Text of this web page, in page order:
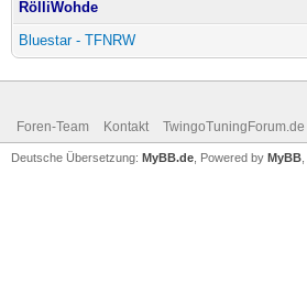
RölliWohde
Bluestar - TFNRW
Foren-Team Kontakt TwingoTuningForum.de
Deutsche Übersetzung: MyBB.de , Powered by MyBB